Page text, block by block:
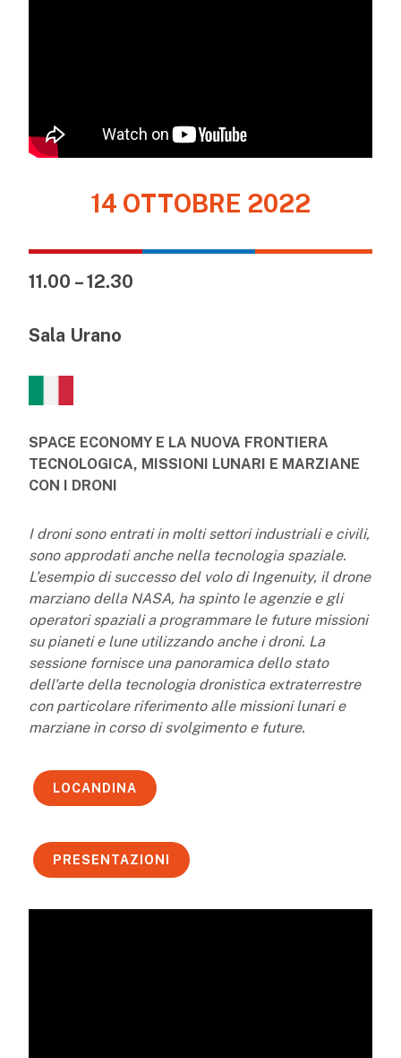
14 OTTOBRE 2022
11.00 – 12.30
Sala Urano
SPACE ECONOMY E LA NUOVA FRONTIERA
TECNOLOGICA, MISSIONI LUNARI E MARZIANE
CON I DRONI
I droni sono entrati in molti settori industriali e civili,
sono approdati anche nella tecnologia spaziale.
L’esempio di successo del volo di Ingenuity, il drone
marziano della NASA, ha spinto le agenzie e gli
operatori spaziali a programmare le future missioni
su pianeti e lune utilizzando anche i droni. La
sessione fornisce una panoramica dello stato
dell’arte della tecnologia dronistica extraterrestre
con particolare riferimento alle missioni lunari e
marziane in corso di svolgimento e future.
LOCANDINA
PRESENTAZIONI